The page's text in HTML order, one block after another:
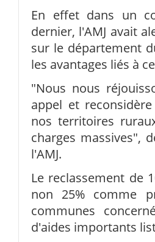
En effet dans un
dernier, l'AMJ avait
sur le département
les avantages liés à
"Nous nous
appel et
nos territoires
charges massives",
l'AMJ.
Le reclassement de
non 25% comme
communes
d'aides importants